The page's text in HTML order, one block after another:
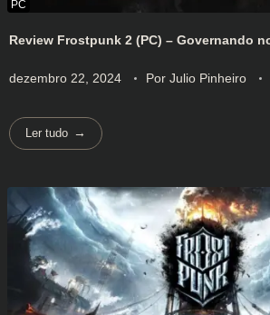
Review Frostpunk 2 (PC) – Governando
dezembro 22, 2024 Por Julio Pinheiro
Ler tudo